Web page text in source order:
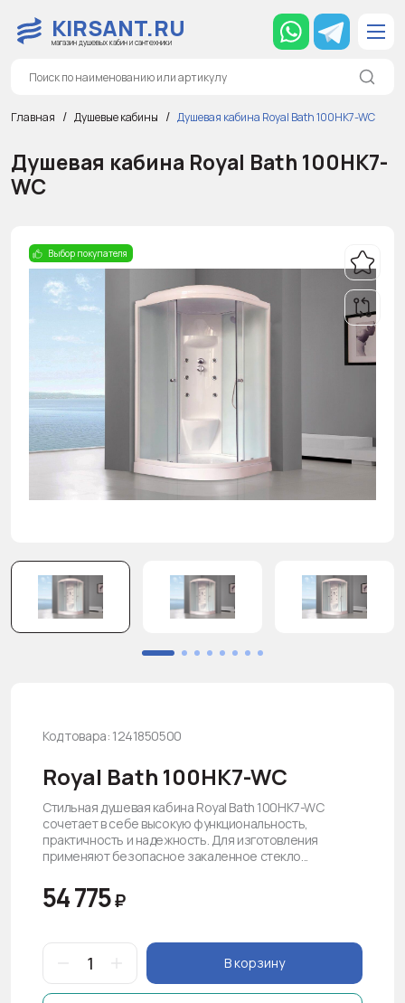
KIRSANT.RU
магазин душевых кабин и сантехники
Главная Душевые кабины Душевая кабина Royal Bath 100HK7-WC
Душевая кабина Royal Bath 100HK7-
WC
Выбор покупателя
Код товара: 1241850500
Royal Bath 100HK7-WC
Стильная душевая кабина Royal Bath 100HK7-WC
сочетает в себе высокую функциональность,
практичность и надежность. Для изготовления
применяют безопасное закаленное стекло...
54 775₽
В корзину